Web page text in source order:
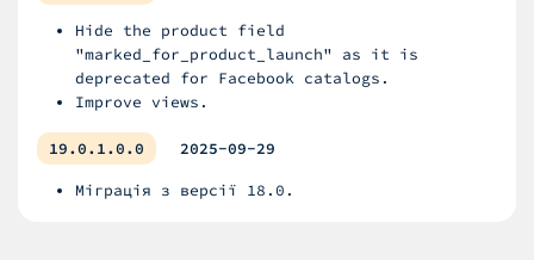
Hide the product field
"marked_for_product_launch" as it is
deprecated for Facebook catalogs.
Improve views.
19.0.1.0.0 2025-09-29
Міграція з версії 18.0.